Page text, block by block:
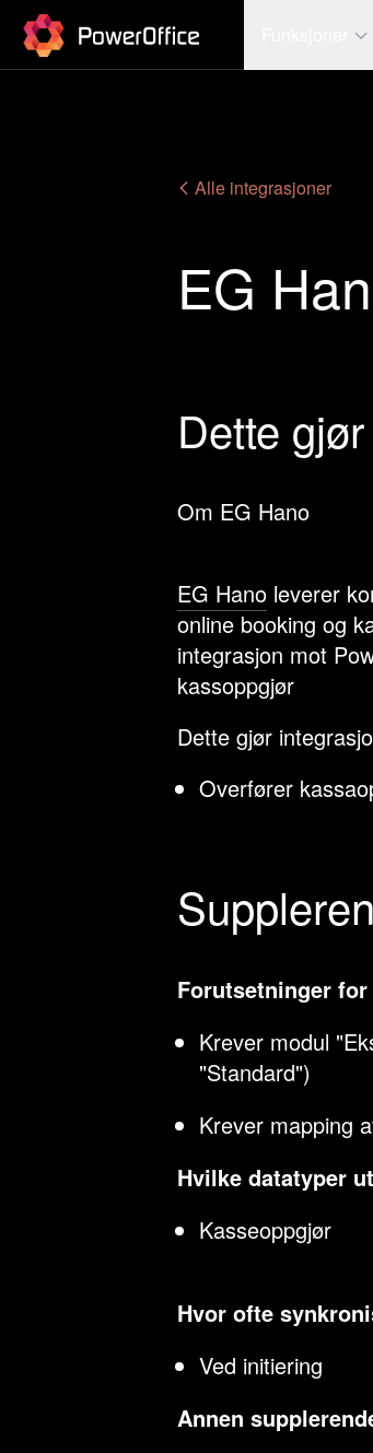
PowerOffice
Alle integrasjoner
EG
Dette
Om EG Hano
EG Hano leverer
online booking og
integrasjon mot
kassoppgjør
Dette gjør
Overfører
Forutsetninger
Krever modul
"Standard")
Krever mapping
Hvilke datatyper
Kasseoppgjør
Hvor ofte
Ved initiering
Annen